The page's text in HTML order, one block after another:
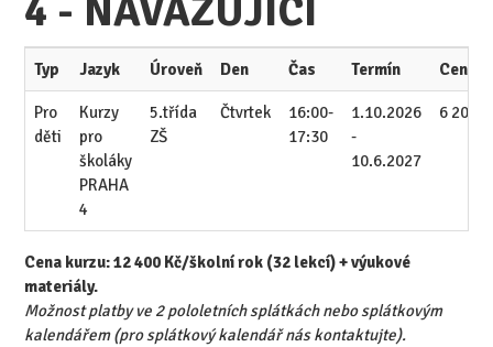
4 - NAVAZUJÍCÍ
Typ Jazyk Úroveň Den Čas Termín Cena/
Pro
děti
Kurzy
pro
školáky
PRAHA
4
5.třída
ZŠ
Čtvrtek
16:00-
17:30
1.10.2026
-
10.6.2027
6 200
Cena kurzu: 12 400 Kč/školní rok (32 lekcí) + výukové
materiály.
Možnost platby ve 2 pololetních splátkách nebo splátkovým
kalendářem (pro splátkový kalendář nás kontaktujte).